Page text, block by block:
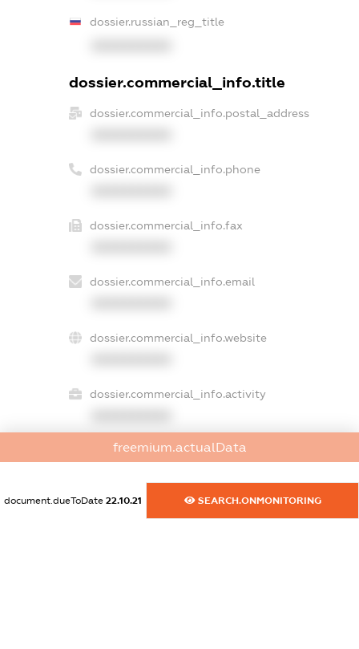
dossier.russian_reg_title
dossier.commercial_info.title
dossier.commercial_info.postal_address
dossier.commercial_info.phone
dossier.commercial_info.fax
dossier.commercial_info.email
dossier.commercial_info.website
dossier.commercial_info.activity
freemium.exampleText_1
freemium.exampleText_2
freemium.actualData
document.dueToDate 22.10.21 SEARCH.ONMONITORING